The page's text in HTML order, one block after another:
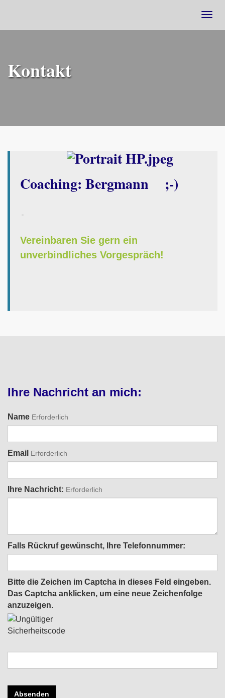
Kontakt
Coaching: Bergmann ;-)
Vereinbaren Sie gern ein
unverbindliches Vorgespräch!
Ihre Nachricht an mich:
Name Erforderlich
Email Erforderlich
Ihre Nachricht: Erforderlich
Falls Rückruf gewünscht, Ihre Telefonnummer:
Bitte die Zeichen im Captcha in dieses Feld eingeben.
Das Captcha anklicken, um eine neue Zeichenfolge
anzuzeigen.